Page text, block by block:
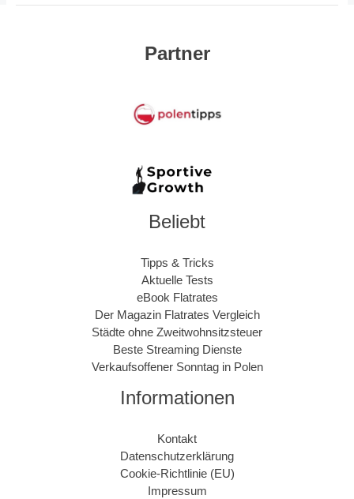
Partner
Beliebt
Tipps & Tricks
Aktuelle Tests
eBook Flatrates
Der Magazin Flatrates Vergleich
Städte ohne Zweitwohnsitzsteuer
Beste Streaming Dienste
Verkaufsoffener Sonntag in Polen
Informationen
Kontakt
Datenschutzerklärung
Cookie-Richtlinie (EU)
Impressum